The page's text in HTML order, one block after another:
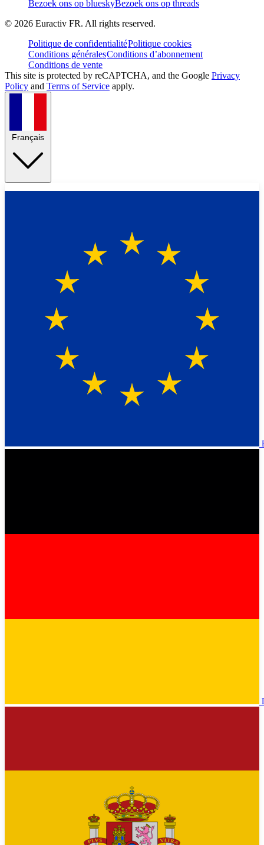
Bezoek ons op blueskyBezoek ons op threads
© 2026 Euractiv FR. All rights reserved.
Politique de confidentialitéPolitique cookies
Conditions généralesConditions d’abonnement
Conditions de vente
This site is protected by reCAPTCHA, and the Google Privacy
Policy and Terms of Service apply.
Français